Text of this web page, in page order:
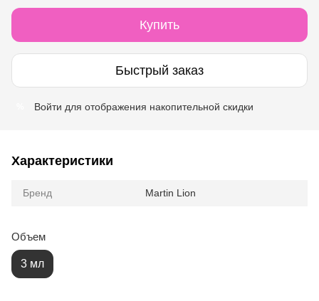
Купить
Быстрый заказ
Войти для отображения накопительной скидки
Характеристики
Бренд Martin Lion
Объем
3 мл